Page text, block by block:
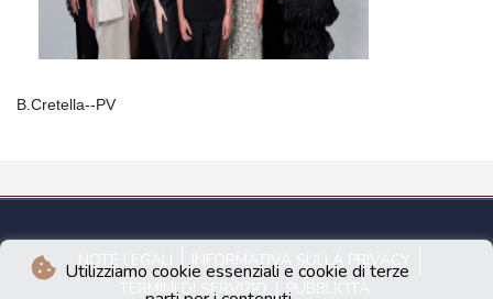
Utilizziamo cookie essenziali e cookie di terze
B.Cretella--PV
NOTE LEGALI
INFORMATIVA SULLA PRIVACY
TERMINI DI SERVIZIO
PUBBLICITÀ